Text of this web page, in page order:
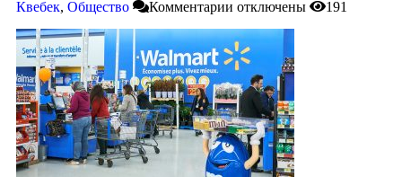
Квебек, Общество Комментарии отключены 191